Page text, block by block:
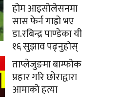
होम आइसोलेसनमा
सास फेर्न गाह्रो भए
डा.रबिन्द्र पाण्डेका यी
१६ सुझाव पढ्नुहोस्
ताप्लेजुङमा बाम्फोक
प्रहार गरि छोराद्वारा
आमाको हत्या